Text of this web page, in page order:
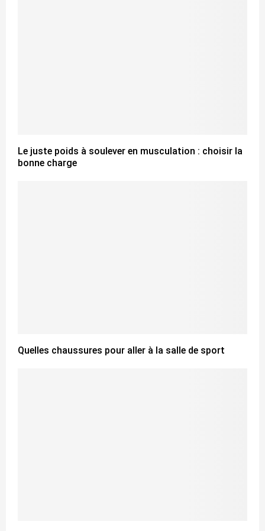
Le juste poids à soulever en musculation : choisir la
bonne charge
Quelles chaussures pour aller à la salle de sport